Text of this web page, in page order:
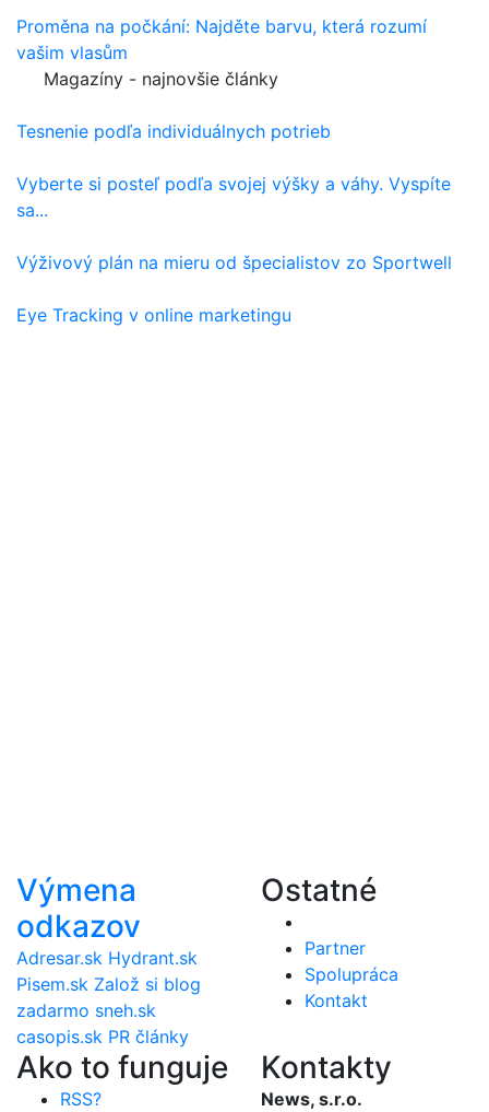
Proměna na počkání: Najděte barvu, která rozumí
vašim vlasům
Magazíny - najnovšie články
Tesnenie podľa individuálnych potrieb
Vyberte si posteľ podľa svojej výšky a váhy. Vyspíte
sa...
Výživový plán na mieru od špecialistov zo Sportwell
Eye Tracking v online marketingu
Výmena
odkazov
Adresar.sk Hydrant.sk
Pisem.sk Založ si blog
zadarmo sneh.sk
casopis.sk PR články
Ostatné
Partner
Spolupráca
Kontakt
Ako to funguje
RSS?
Kontakty
News, s.r.o.